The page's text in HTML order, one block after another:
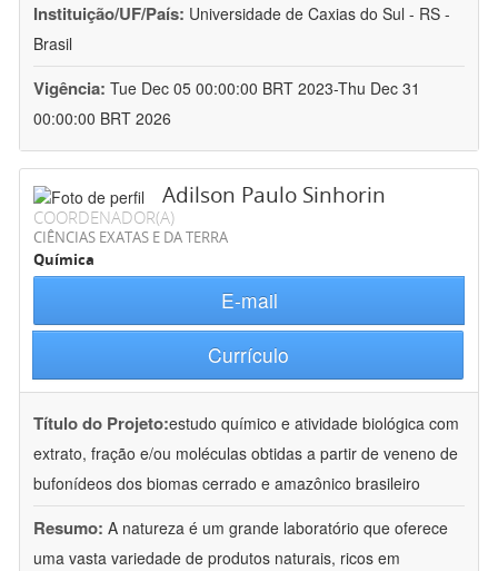
Instituição/UF/País: Universidade de Caxias do Sul - RS -
Brasil
Vigência: Tue Dec 05 00:00:00 BRT 2023-Thu Dec 31
00:00:00 BRT 2026
Adilson Paulo Sinhorin
COORDENADOR(A)
CIÊNCIAS EXATAS E DA TERRA
Química
E-mail
Currículo
Título do Projeto:estudo químico e atividade biológica com
extrato, fração e/ou moléculas obtidas a partir de veneno de
bufonídeos dos biomas cerrado e amazônico brasileiro
Resumo: A natureza é um grande laboratório que oferece
uma vasta variedade de produtos naturais, ricos em